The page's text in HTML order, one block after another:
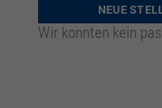
NEUE
Wir konnten kein